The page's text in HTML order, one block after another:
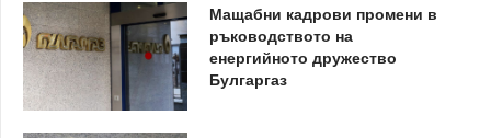
Мащабни кадрови промени в
ръководството на
енергийното дружество
Булгаргаз